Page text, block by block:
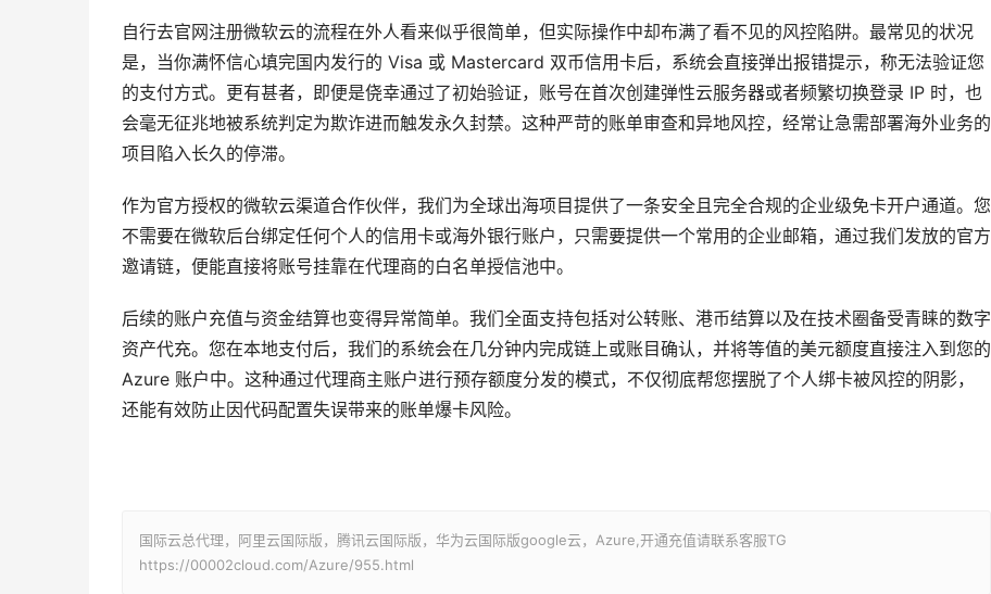
自行去官网注册微软云的流程在外人看来似乎很简单，但实际操作中却布满了看不见的风控陷阱。最常见的状况
是，当你满怀信心填完国内发行的 Visa 或 Mastercard 双币信用卡后，系统会直接弹出报错提示，称无法验证您
的支付方式。更有甚者，即便是侥幸通过了初始验证，账号在首次创建弹性云服务器或者频繁切换登录 IP 时，也
会毫无征兆地被系统判定为欺诈进而触发永久封禁。这种严苛的账单审查和异地风控，经常让急需部署海外业务的
项目陷入长久的停滞。
作为官方授权的微软云渠道合作伙伴，我们为全球出海项目提供了一条安全且完全合规的企业级免卡开户通道。您
不需要在微软后台绑定任何个人的信用卡或海外银行账户，只需要提供一个常用的企业邮箱，通过我们发放的官方
邀请链，便能直接将账号挂靠在代理商的白名单授信池中。
后续的账户充值与资金结算也变得异常简单。我们全面支持包括对公转账、港币结算以及在技术圈备受青睐的数字
资产代充。您在本地支付后，我们的系统会在几分钟内完成链上或账目确认，并将等值的美元额度直接注入到您的
Azure 账户中。这种通过代理商主账户进行预存额度分发的模式，不仅彻底帮您摆脱了个人绑卡被风控的阴影，
还能有效防止因代码配置失误带来的账单爆卡风险。
国际云总代理，阿里云国际版，腾讯云国际版，华为云国际版google云，Azure,开通充值请联系客服TG
https://00002cloud.com/Azure/955.html